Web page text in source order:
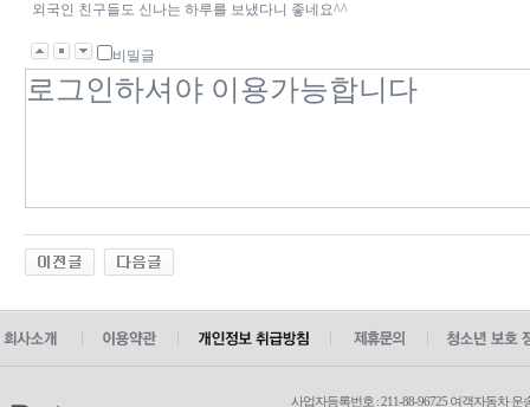
외국인 친구들도 신나는 하루를 보냈다니 좋네요^^
비밀글
사업자등록번호 : 211-88-96725 여객자동차